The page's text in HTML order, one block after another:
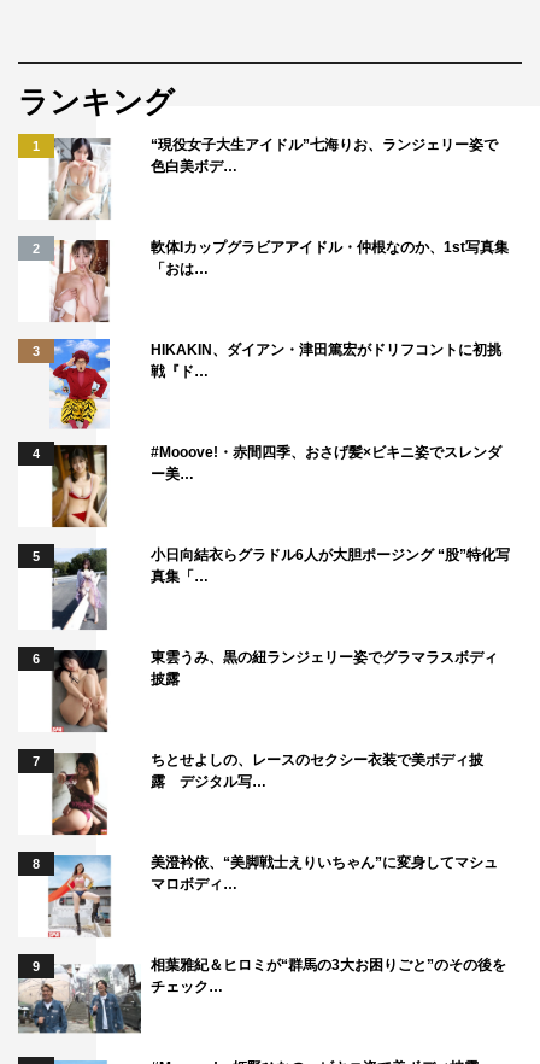
ランキング
1
“現役女子大生アイドル”七海りお、ランジェリー姿で
色白美ボデ…
2
軟体Iカップグラビアアイドル・仲根なのか、1st写真集
「おは…
3
HIKAKIN、ダイアン・津田篤宏がドリフコントに初挑
戦『ド…
4
#Mooove!・赤間四季、おさげ髪×ビキニ姿でスレンダ
ー美…
5
小日向結衣らグラドル6人が大胆ポージング “股”特化写
真集「…
6
東雲うみ、黒の紐ランジェリー姿でグラマラスボディ
披露
7
ちとせよしの、レースのセクシー衣装で美ボディ披
露 デジタル写…
8
美澄衿依、“美脚戦士えりいちゃん”に変身してマシュ
マロボディ…
9
相葉雅紀＆ヒロミが“群馬の3大お困りごと”のその後を
チェック…